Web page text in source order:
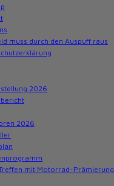
muss durch den Auspuff raus
2026
2026
mit Motorrad-Prämierung